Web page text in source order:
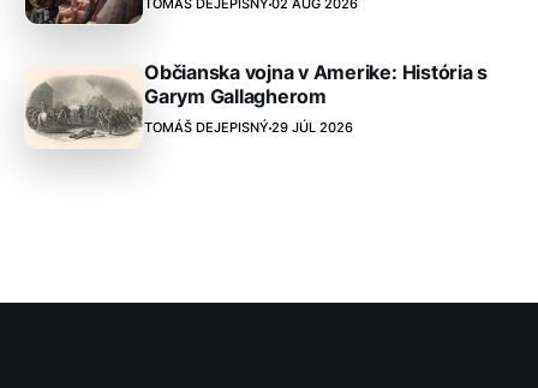
TOMÁŠ DEJEPISNÝ 02 AUG 2026
Občianska vojna v Amerike: História s
Garym Gallagherom
TOMÁŠ DEJEPISNÝ 29 JÚL 2026